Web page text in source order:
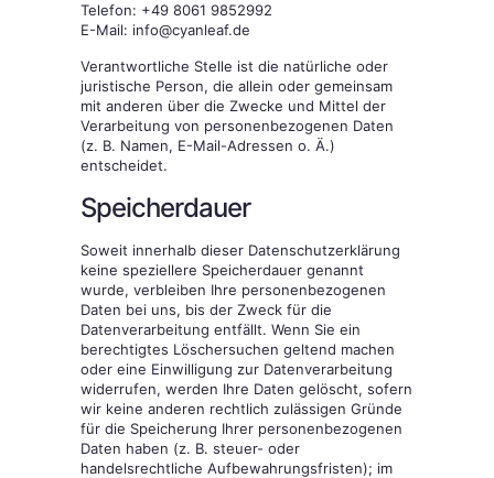
Telefon: +49 8061 9852992
E-Mail: info@cyanleaf.de
Verantwortliche Stelle ist die natürliche oder
juristische Person, die allein oder gemeinsam
mit anderen über die Zwecke und Mittel der
Verarbeitung von personenbezogenen Daten
(z. B. Namen, E-Mail-Adressen o. Ä.)
entscheidet.
Speicherdauer
Soweit innerhalb dieser Datenschutzerklärung
keine speziellere Speicherdauer genannt
wurde, verbleiben Ihre personenbezogenen
Daten bei uns, bis der Zweck für die
Datenverarbeitung entfällt. Wenn Sie ein
berechtigtes Löschersuchen geltend machen
oder eine Einwilligung zur Datenverarbeitung
widerrufen, werden Ihre Daten gelöscht, sofern
wir keine anderen rechtlich zulässigen Gründe
für die Speicherung Ihrer personenbezogenen
Daten haben (z. B. steuer- oder
handelsrechtliche Aufbewahrungsfristen); im